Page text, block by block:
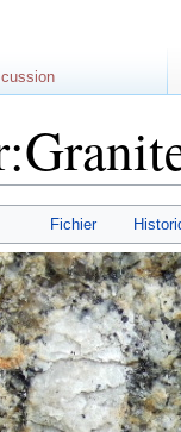
Fichier